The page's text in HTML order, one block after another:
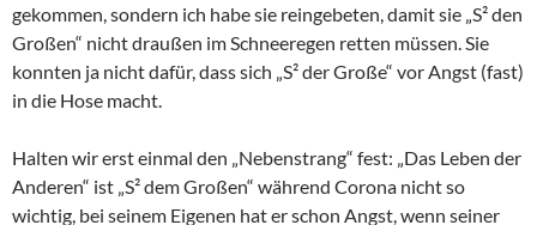
gekommen, sondern ich habe sie reingebeten, damit sie „S² den
Großen“ nicht draußen im Schneeregen retten müssen. Sie
konnten ja nicht dafür, dass sich „S² der Große“ vor Angst (fast)
in die Hose macht.
Halten wir erst einmal den „Nebenstrang“ fest: „Das Leben der
Anderen“ ist „S² dem Großen“ während Corona nicht so
wichtig, bei seinem Eigenen hat er schon Angst, wenn seiner